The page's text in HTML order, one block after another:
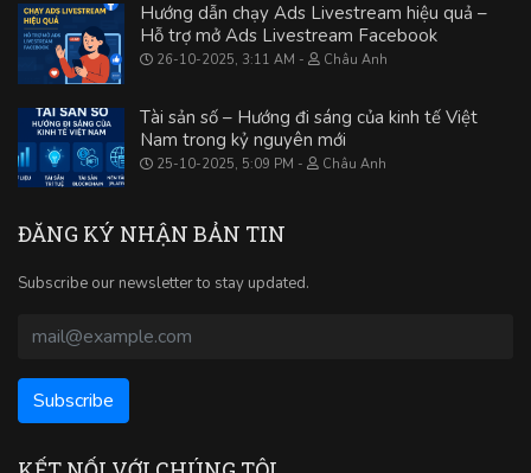
Hướng dẫn chạy Ads Livestream hiệu quả –
Hỗ trợ mở Ads Livestream Facebook
26-10-2025, 3:11 AM Châu Anh
Tài sản số – Hướng đi sáng của kinh tế Việt
Nam trong kỷ nguyên mới
25-10-2025, 5:09 PM Châu Anh
ĐĂNG KÝ NHẬN BẢN TIN
Subscribe our newsletter to stay updated.